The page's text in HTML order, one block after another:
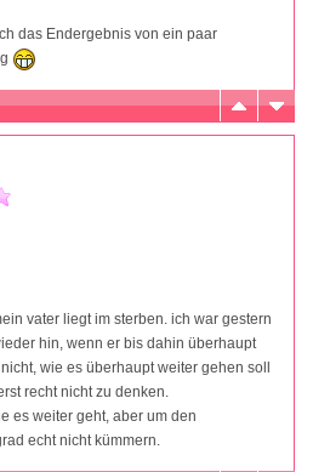
das Endergebnis von ein paar
vater liegt im sterben. ich war gestern
hin, wenn er bis dahin überhaupt
wie es überhaupt weiter gehen soll
recht nicht zu denken.
es weiter geht, aber um den
echt nicht kümmern.